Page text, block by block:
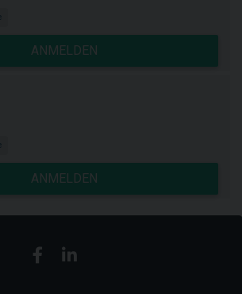
ANMELDEN
ANMELDEN